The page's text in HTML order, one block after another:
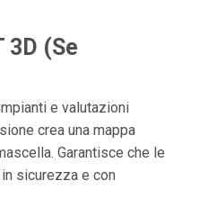
3D (Se
e valutazioni
crea una mappa
Garantisce che le
sicurezza e con